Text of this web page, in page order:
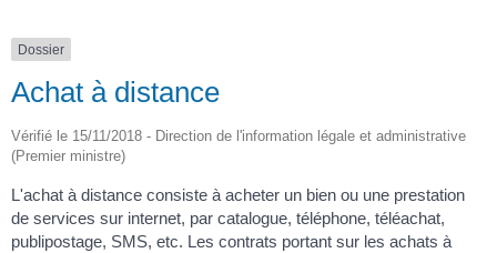
Dossier
Achat à distance
Vérifié le 15/11/2018 - Direction de l'information légale et administrative
(Premier ministre)
L'achat à distance consiste à acheter un bien ou une prestation
de services sur internet, par catalogue, téléphone, téléachat,
publipostage, SMS, etc. Les contrats portant sur les achats à